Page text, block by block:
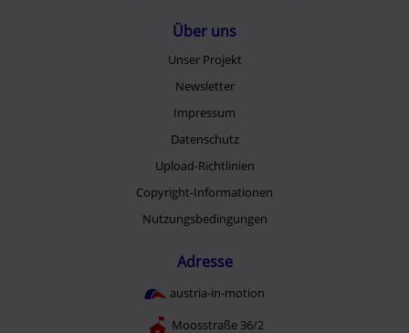
Über uns
Unser Projekt
Newsletter
Impressum
Datenschutz
Upload-Richtlinien
Copyright-Informationen
Nutzungsbedingungen
Adresse
austria-in-motion
Moosstraße 36/2